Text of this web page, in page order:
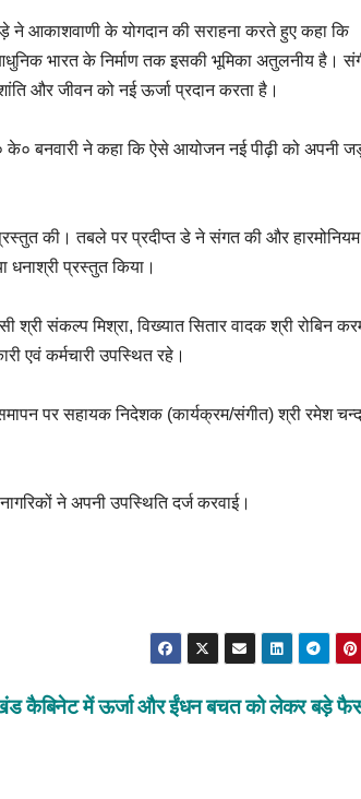
ने आकाशवाणी के योगदान की सराहना करते हुए कहा कि
भारत के निर्माण तक इसकी भूमिका अतुलनीय है।
और जीवन को नई ऊर्जा प्रदान करता है।
के० बनवारी ने कहा कि ऐसे आयोजन नई पीढ़ी को अपनी
की। तबले पर प्रदीप्त डे ने संगत की और
धनाश्री प्रस्तुत किया।
संकल्प मिश्रा, विख्यात सितार वादक श्री रोबिन
एवं कर्मचारी उपस्थित रहे।
पर सहायक निदेशक (कार्यक्रम/संगीत) श्री रमेश
ने अपनी उपस्थिति दर्ज करवाई।
कैबिनेट में ऊर्जा और ईंधन बचत को लेकर बड़े